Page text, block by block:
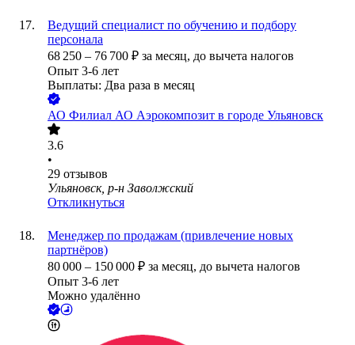
Ведущий специалист по обучению и подбору
персонала
68 250 – 76 700 ₽ за месяц, до вычета налогов
Опыт 3-6 лет
Выплаты: Два раза в месяц
АО Филиал АО Аэрокомпозит в городе Ульяновск
3.6
•
29 отзывов
Ульяновск, р-н Заволжский
Откликнуться
Менеджер по продажам (привлечение новых
партнёров)
80 000 – 150 000 ₽ за месяц, до вычета налогов
Опыт 3-6 лет
Можно удалённо